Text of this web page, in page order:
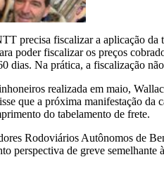
precisa fiscalizar a aplicação
poder fiscalizar os preços
dias. Na prática, a fiscalização
realizada em maio,
que a próxima manifestação
do tabelamento de frete.
Rodoviários Autônomos de
perspectiva de greve